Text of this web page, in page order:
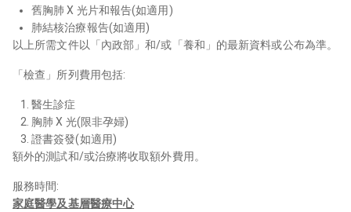
舊胸肺 X 光片和報告(如適用)
肺結核治療報告(如適用)
以上所需文件以「內政部」和/或「養和」的最新資料或公布為準。
「檢查」所列費用包括:
醫生診症
胸肺 X 光(限非孕婦)
證書簽發(如適用)
額外的測試和/或治療將收取額外費用。
服務時間:
家庭醫學及基層醫療中心